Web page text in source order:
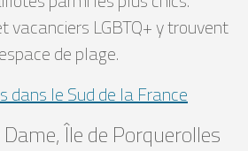
vacanciers LGBTQ+ y trouvent
de plage.
dans le Sud de la France
Île de Porquerolles